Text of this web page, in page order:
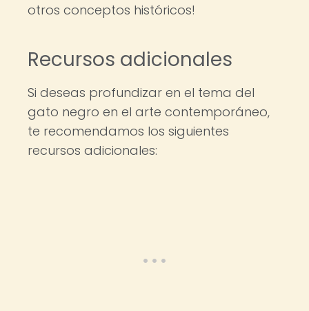
otros conceptos históricos!
Recursos adicionales
Si deseas profundizar en el tema del
gato negro en el arte contemporáneo,
te recomendamos los siguientes
recursos adicionales: